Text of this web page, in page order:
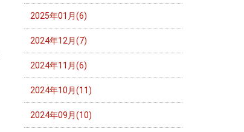
2025年01月(6)
2024年12月(7)
2024年11月(6)
2024年10月(11)
2024年09月(10)